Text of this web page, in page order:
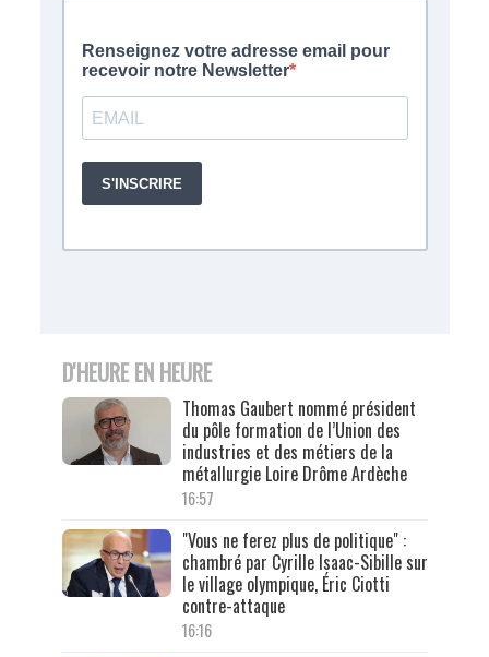
D'HEURE EN HEURE
Thomas Gaubert nommé président
du pôle formation de l’Union des
industries et des métiers de la
métallurgie Loire Drôme Ardèche
16:57
"Vous ne ferez plus de politique" :
chambré par Cyrille Isaac-Sibille sur
le village olympique, Éric Ciotti
contre-attaque
16:16